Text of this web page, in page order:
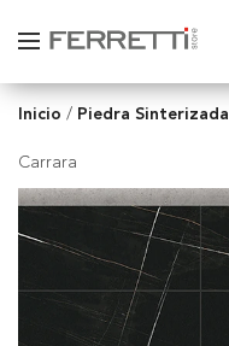
Inicio / Piedra Sinterizada
Carrara